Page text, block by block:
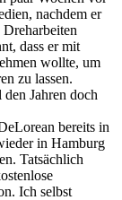
nachdem er
dass er mit
wollte, um
zu lassen.
Jahren doch
bereits in
in Hamburg
Tatsächlich
Ich selbst